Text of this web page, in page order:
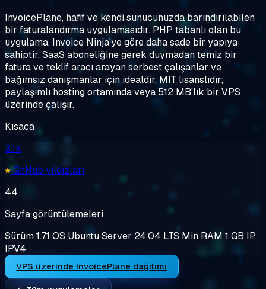
InvoicePlane, hafif ve kendi sunucunuzda barındırılabilen
bir faturalandırma uygulamasıdır. PHP tabanlı olan bu
uygulama, Invoice Ninja'ye göre daha sade bir yapıya
sahiptir. SaaS aboneliğine gerek duymadan temiz bir
fatura ve teklif aracı arayan serbest çalışanlar ve
bağımsız danışmanlar için idealdir. MIT lisanslıdır;
paylaşımlı hosting ortamında veya 512 MB'lık bir VPS
üzerinde çalışır.
Kısaca
3.1k
GitHub yıldızları
44
Sayfa görüntülemeleri
Sürüm1.7.1 OS Ubuntu Server 24.04 LTS Min RAM 1 GB IP
IPV4
VPS üzerinde InvoicePlane dağıtımı